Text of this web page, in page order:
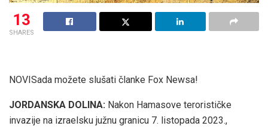
13
SHARES
NOVISada možete slušati članke Fox Newsa!
JORDANSKA DOLINA: Nakon Hamasove terorističke
invazije na izraelsku južnu granicu 7. listopada 2023.,